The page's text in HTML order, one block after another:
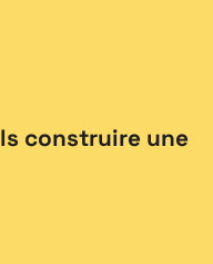
construire une